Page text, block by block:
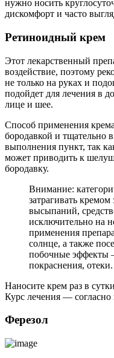
нужно носить
дискомфорт и часто
Ретиноидный крем
Этот лекарственный
воздействие, поэтому
не только на руках и
подойдет для лечения в
лице и шее.
Способ применения
бородавкой и тщательно
выполнения пункт, так
может приводить к
бородавку.
Внимание:
затрагивать
высыпаний,
исключительно на
применения
солнце, а также
побочные эффекты
покраснения, отеки.
Наносите крем раз в
Курс лечения — согласно
Ферезол